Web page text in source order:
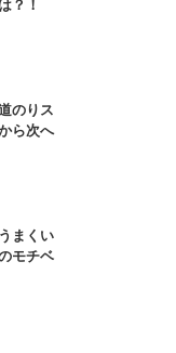
？！
のりス
ら次へ
まくい
モチベ